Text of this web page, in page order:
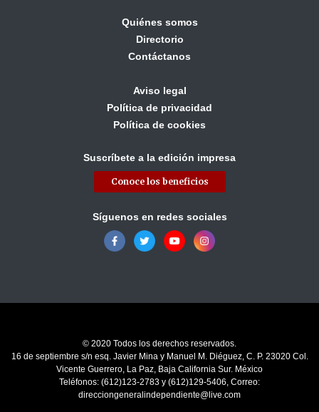
Quiénes somos
Directorio
Contáctanos
Aviso legal
Política de privacidad
Política de cookies
Suscríbete a la edición impresa
Conoce los beneficios
Síguenos en redes sociales
© 2020 Todos los derechos reservados.
16 de septiembre s/n esq. Javier Mina y Manuel M. Diéguez, C. P. 23020 Col.
Vicente Guerrero, La Paz, Baja California Sur. México
Teléfonos: (612)123-2783 y (612)129-5406, Correo:
direcciongeneralindependiente@live.com